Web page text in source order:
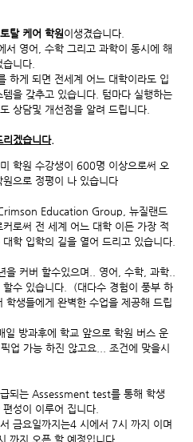
토탈 케어 학원이생겼습니다.
서 영어, 수학 그리고 과학이 동시에 해
니다.
하게 되면 전세계 어느 대학이라도 입
을 갖추고 있습니다. 텀마다 실행하는
상담및 개선점을 알려 드립니다.
겠습니다.
학원 수강생이 600명 이상으로써 오
으로 정평이 나 있습니다
Education Group, 뉴질랜드
로써 전 세계 어느 대학 이든 가장 적
학 입학의 길을 열어 드리고 있습니다.
커버 할수있으며.. 영어, 수학, 과학..
할수 있습니다. (대다수 경험이 풍부 하
학생들에게 완벽한 수업을 제공해 드립
일 방과후에 학교 앞으로 학원 버스 운
업 가능 하진 않고요... 조건에 맞을시
되는 Assessment test를 통해 학생
성이 이루어 집니다.
금요일까지는4 시에서 7시 까지 이며
까지 오픈 할 예정입니다